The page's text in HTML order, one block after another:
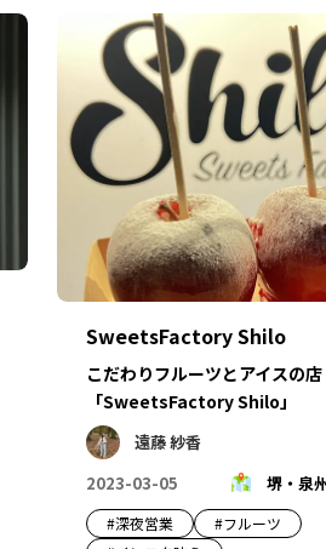
SweetsFactory Shilo
こだわりフルーツとアイスの店
「SweetsFactory Shilo」
遠藤 紗香
2023-03-05
堺・泉
#深夜営業 #フルーツ